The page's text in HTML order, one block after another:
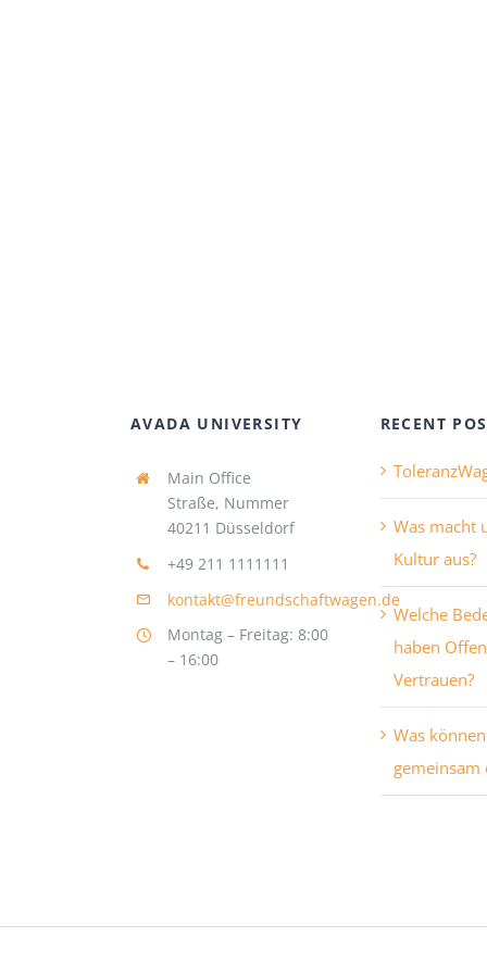
AVADA UNIVERSITY
Main Office
Straße, Nummer
40211 Düsseldorf
+49 211 1111111
kontakt@freundschaftwagen.de
Montag – Freitag: 8:00
– 16:00
RECENT
Was macht
Kultur aus?
Welche
haben
Vertrauen?
Was
gemeinsam